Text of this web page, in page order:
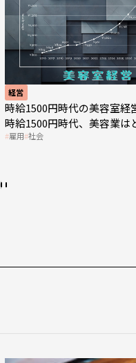
経営
時給1500円時代の美容室
時給1500円時代、美容業は
影響を受けるのか？
雇用 社会